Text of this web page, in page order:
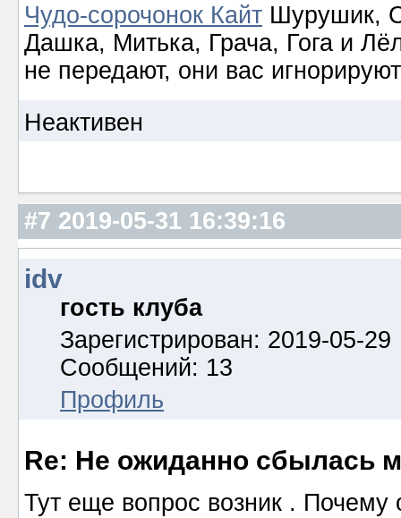
Чудо-сорочонок Кайт Шурушик,
Дашка, Митька, Грача, Гога и
не передают, они вас игнорируют
Неактивен
#7 2019-05-31 16:39:16
idv
гость клуба
Зарегистрирован: 2019-05-29
Сообщений: 13
Профиль
Re: Не ожиданно сбылась
Тут еще вопрос возник . Почему